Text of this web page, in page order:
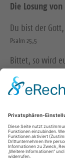
Die Losung
Du bist der
Psalm 25,5
Bittet, so wird
klopfet an, so
Matthäus 7,7
Weitere Informationen